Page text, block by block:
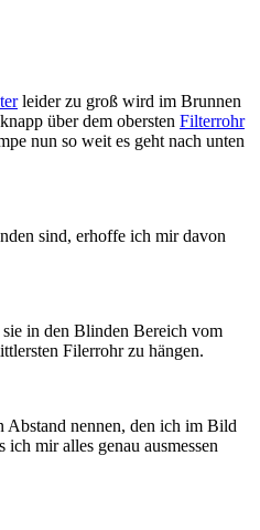
leider zu groß wird im Brunnen
über dem obersten Filterrohr
nun so weit es geht nach unten
sind, erhoffe ich mir davon
in den Blinden Bereich vom
Filerrohr zu hängen.
Abstand nennen, den ich im Bild
ich mir alles genau ausmessen